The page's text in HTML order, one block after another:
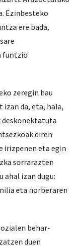
Ezinbesteko
ere bada,
funtzio
zeregin hau
da, eta, hala,
deskonektatuta
diren
irizpenen eta egin
sorrarazten
ahal izan dugu:
eta norberaren
behar-
duen